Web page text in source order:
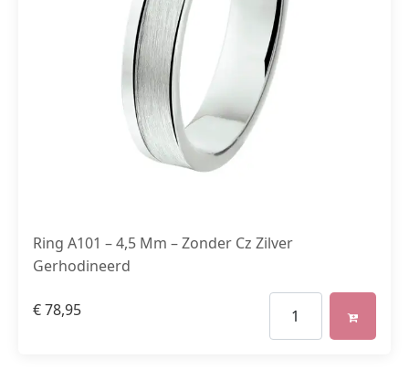
Ring A101 – 4,5 Mm – Zonder Cz Zilver
Gerhodineerd
€78,95